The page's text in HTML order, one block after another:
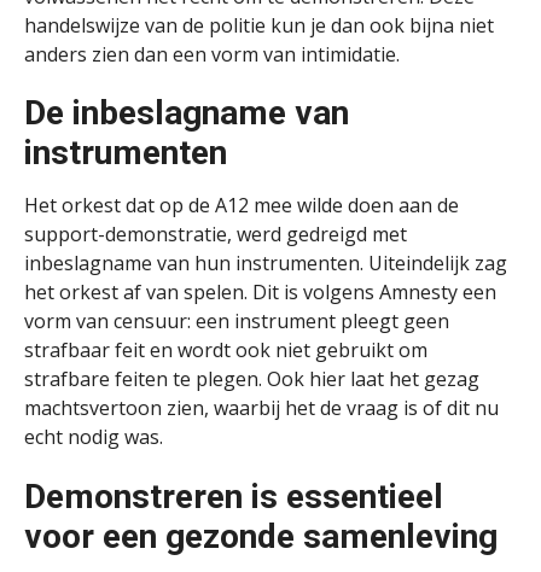
handelswijze van de politie kun je dan ook bijna niet
anders zien dan een vorm van intimidatie.
De inbeslagname van
instrumenten
Het orkest dat op de A12 mee wilde doen aan de
support-demonstratie, werd gedreigd met
inbeslagname van hun instrumenten. Uiteindelijk zag
het orkest af van spelen. Dit is volgens Amnesty een
vorm van censuur: een instrument pleegt geen
strafbaar feit en wordt ook niet gebruikt om
strafbare feiten te plegen. Ook hier laat het gezag
machtsvertoon zien, waarbij het de vraag is of dit nu
echt nodig was.
Demonstreren is essentieel
voor een gezonde samenleving